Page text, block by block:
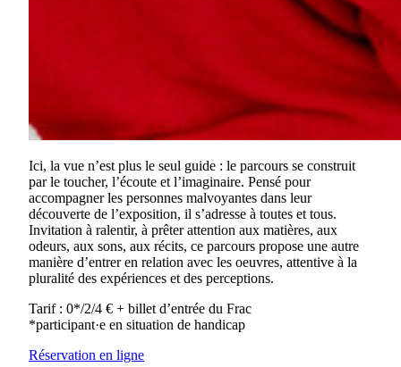
Ici, la vue n’est plus le seul guide : le parcours se construit
par le toucher, l’écoute et l’imaginaire. Pensé pour
accompagner les personnes malvoyantes dans leur
découverte de l’exposition, il s’adresse à toutes et tous.
Invitation à ralentir, à prêter attention aux matières, aux
odeurs, aux sons, aux récits, ce parcours propose une autre
manière d’entrer en relation avec les oeuvres, attentive à la
pluralité des expériences et des perceptions.
Tarif : 0*/2/4 € + billet d’entrée du Frac
*participant·e en situation de handicap
Réservation en ligne